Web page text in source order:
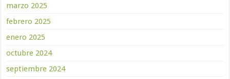
marzo 2025
febrero 2025
enero 2025
octubre 2024
septiembre 2024